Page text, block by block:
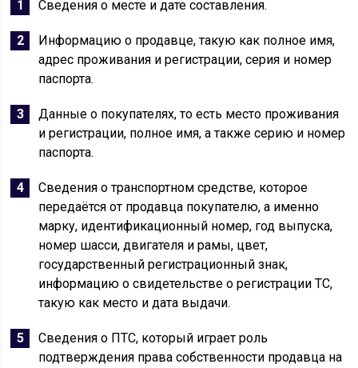
Сведения о месте и дате составления.
Информацию о продавце, такую как полное имя,
адрес проживания и регистрации, серия и номер
паспорта.
Данные о покупателях, то есть место проживания
и регистрации, полное имя, а также серию и номер
паспорта.
Сведения о транспортном средстве, которое
передаётся от продавца покупателю, а именно
марку, идентификационный номер, год выпуска,
номер шасси, двигателя и рамы, цвет,
государственный регистрационный знак,
информацию о свидетельстве о регистрации ТС,
такую как место и дата выдачи.
Сведения о ПТС, который играет роль
подтверждения права собственности продавца на